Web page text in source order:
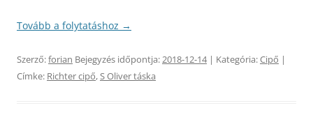
Tovább a folytatáshoz →
Szerző:forian Bejegyzés időpontja:2018-12-14| Kategória:Cipő |
Címke: Richter cipő,S Oliver táska